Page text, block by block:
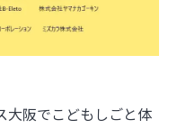
大阪でこどもしごと体